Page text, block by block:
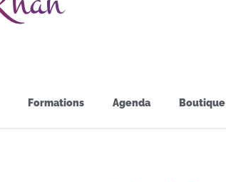
Formations Agenda Boutique